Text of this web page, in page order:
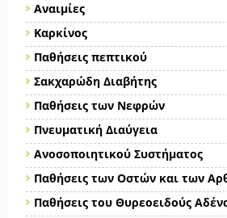
Αναιμίες
Καρκίνος
Παθήσεις πεπτικού
Σακχαρώδη Διαβήτης
Παθήσεις των Νεφρών
Πνευματική Διαύγεια
Ανοσοποιητικού Συστήματος
Παθήσεις των Οστών και των
Παθήσεις του Θυρεοειδούς